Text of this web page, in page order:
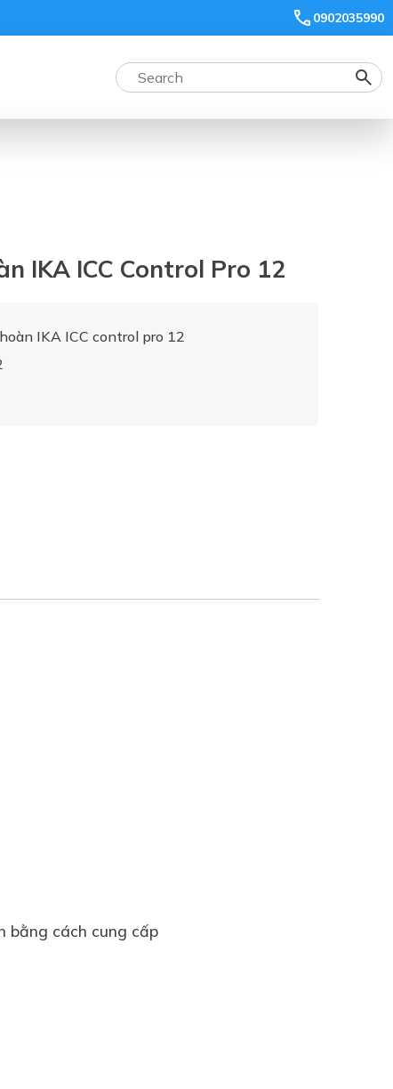
0902035990
IKA ICC Control Pro 12
IKA ICC control pro 12
bằng cách cung cấp